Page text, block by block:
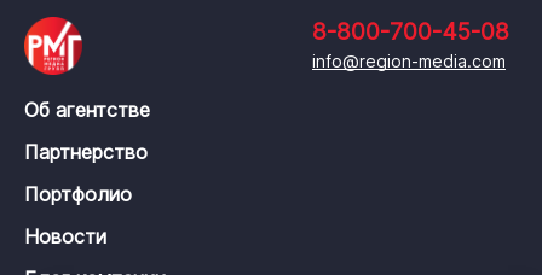
8-800-700-45-08
info@region-media.com
Об агентстве
Партнерство
Портфолио
Новости